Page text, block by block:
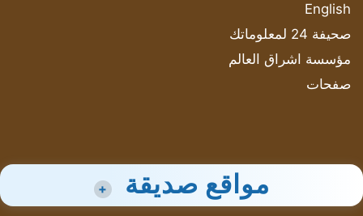
English
صحيفة 24 لمعلوماتك
مؤسسة اشراق العالم
صفحات
مواقع صديقة +